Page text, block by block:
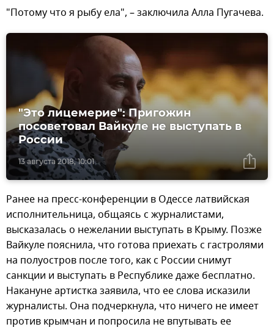
"Потому что я рыбу ела", – заключила Алла Пугачева.
13 августа 2018, 10:01
"Это лицемерие": Пригожин
посоветовал Вайкуле не выступать в
России
Ранее на пресс-конференции в Одессе латвийская
исполнительница, общаясь с журналистами,
высказалась о нежелании выступать в Крыму. Позже
Вайкуле пояснила, что готова приехать с гастролями
на полуостров после того, как с России снимут
санкции и выступать в Республике даже бесплатно.
Накануне артистка заявила, что ее слова исказили
журналисты. Она подчеркнула, что ничего не имеет
против крымчан и попросила не впутывать ее